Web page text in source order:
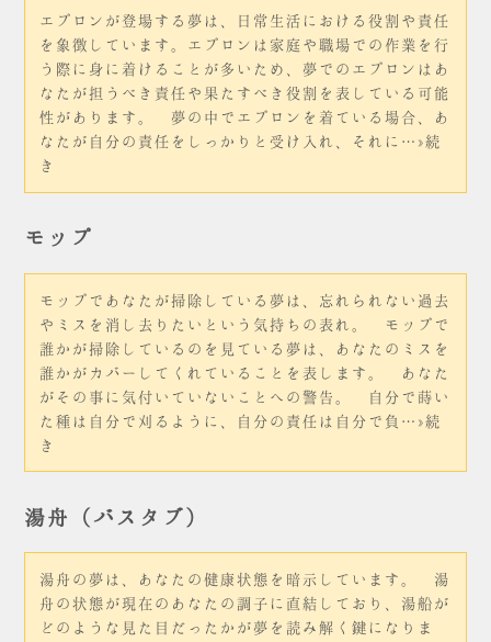
エプロンが登場する夢は、日常生活における役割や責任
を象徴しています。エプロンは家庭や職場での作業を行
う際に身に着けることが多いため、夢でのエプロンはあ
なたが担うべき責任や果たすべき役割を表している可能
性があります。 夢の中でエプロンを着ている場合、あ
なたが自分の責任をしっかりと受け入れ、それに…»続
き
モップ
モップであなたが掃除している夢は、忘れられない過去
やミスを消し去りたいという気持ちの表れ。 モップで
誰かが掃除しているのを見ている夢は、あなたのミスを
誰かがカバーしてくれていることを表します。 あなた
がその事に気付いていないことへの警告。 自分で蒔い
た種は自分で刈るように、自分の責任は自分で負…»続
き
湯舟（バスタブ）
湯舟の夢は、あなたの健康状態を暗示しています。 湯
舟の状態が現在のあなたの調子に直結しており、湯船が
どのような見た目だったかが夢を読み解く鍵になりま